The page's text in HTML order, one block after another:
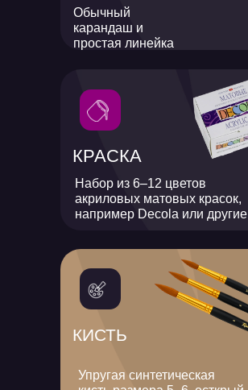
Упругая синтетическая
КИСТЬ
Набор из 6–12 цветов
акриловых матовых красок,
например Decola или другие
КРАСКА
Обычный
карандаш и
простая линейка